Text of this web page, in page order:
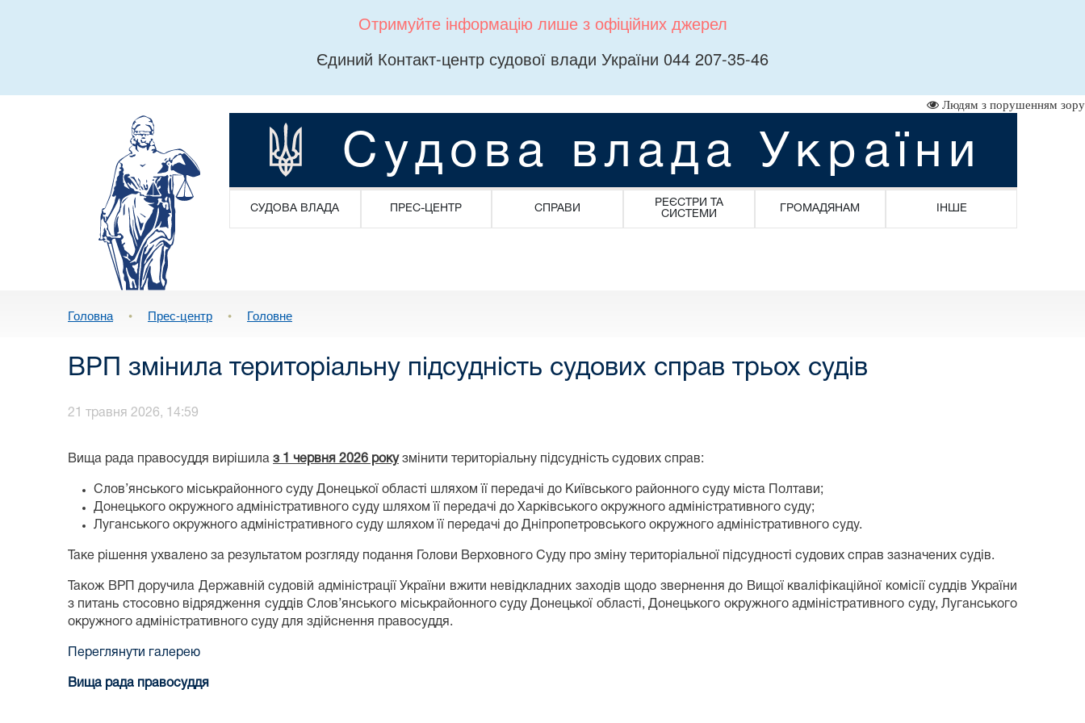
Отримуйте інформацію лише з офіційних джерел
Єдиний Контакт-центр судової влади України 044 207-35-46
Людям з порушенням зору
Судова влада України
СУДОВА ВЛАДА ПРЕС-ЦЕНТР СПРАВИ
РЕЄСТРИ ТА
СИСТЕМИ
ГРОМАДЯНАМ ІНШЕ
Головна • Прес-центр • Головне
ВРП змінила територіальну підсудність судових справ трьох судів
21 травня 2026, 14:59
Вища рада правосуддя вирішила з 1 червня 2026 рокузмінити територіальну підсудність судових справ:
Слов’янського міськрайонного суду Донецької області шляхом її передачі до Київського районного суду міста Полтави;
Донецького окружного адміністративного суду шляхом її передачі до Харківського окружного адміністративного суду;
Луганського окружного адміністративного суду шляхом її передачі до Дніпропетровського окружного адміністративного суду.
Таке рішення ухвалено за результатом розгляду подання Голови Верховного Суду про зміну територіальної підсудності судових справ зазначених судів.
Також ВРП доручила Державній судовій адміністрації України вжити невідкладних заходів щодо звернення до Вищої кваліфікаційної комісії суддів України
з питань стосовно відрядження суддів Слов’янського міськрайонного суду Донецької області, Донецького окружного адміністративного суду, Луганського
окружного адміністративного суду для здійснення правосуддя.
Переглянути галерею
Вища рада правосуддя